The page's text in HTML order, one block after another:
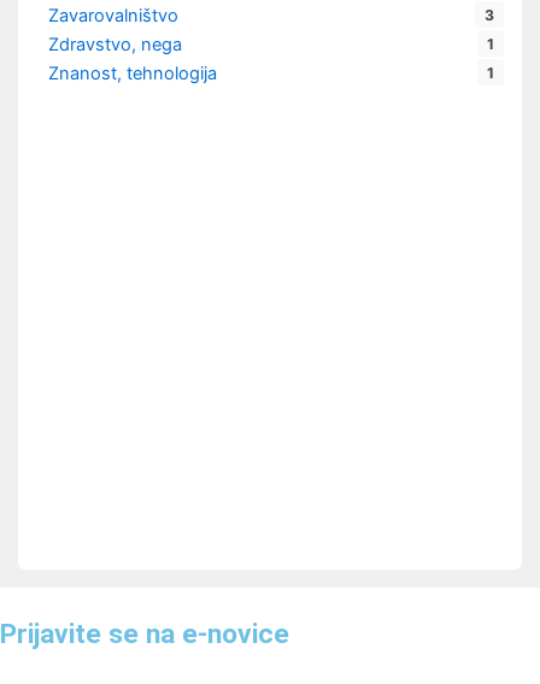
Zavarovalništvo 3
Zdravstvo, nega 1
Znanost, tehnologija 1
Prijavite se na e-novice